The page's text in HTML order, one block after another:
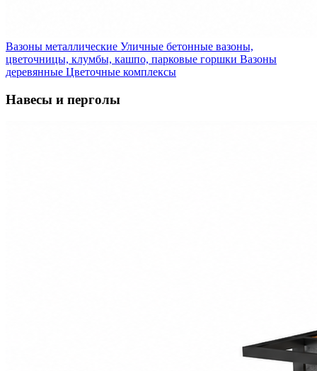
Вазоны металлические Уличные бетонные вазоны,
цветочницы, клумбы, кашпо, парковые горшки Вазоны
деревянные Цветочные комплексы
Навесы и перголы